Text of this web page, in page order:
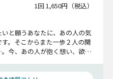
1回 1,650円（税込）
と願うあなたに、あの人の気
。そこからまた一歩２人の関
今、あの人が抱く想い、欲、